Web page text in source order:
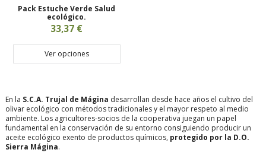
Pack Estuche Verde Salud
ecológico.
33,37 €
Ver opciones
En la S.C.A. Trujal de Mágina desarrollan desde hace años el cultivo del
olivar ecológico con métodos tradicionales y el mayor respeto al medio
ambiente. Los agricultores-socios de la cooperativa juegan un papel
fundamental en la conservación de su entorno consiguiendo producir un
aceite ecológico exento de productos químicos, protegido por la D.O.
Sierra Mágina.